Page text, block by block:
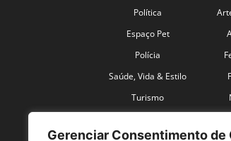
Gerenciar Consentimento de
Política
Espaço Pet
Polícia
Saúde, Vida & Estilo
Turismo